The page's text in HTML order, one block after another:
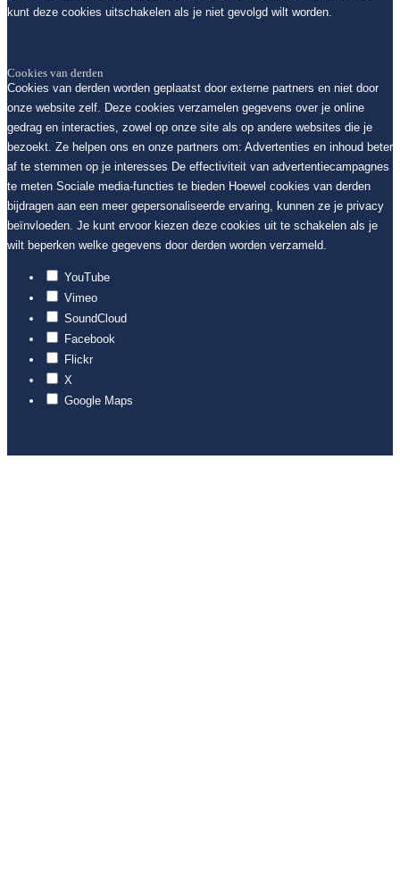
kunt deze cookies uitschakelen als je niet gevolgd wilt worden.
Cookies van derden
Cookies van derden worden geplaatst door externe partners en niet door
onze website zelf. Deze cookies verzamelen gegevens over je online
gedrag en interacties, zowel op onze site als op andere websites die je
bezoekt. Ze helpen ons en onze partners om: Advertenties en inhoud beter
af te stemmen op je interesses De effectiviteit van advertentiecampagnes
te meten Sociale media-functies te bieden Hoewel cookies van derden
bijdragen aan een meer gepersonaliseerde ervaring, kunnen ze je privacy
beïnvloeden. Je kunt ervoor kiezen deze cookies uit te schakelen als je
wilt beperken welke gegevens door derden worden verzameld.
YouTube
Vimeo
SoundCloud
Facebook
Flickr
X
Google Maps